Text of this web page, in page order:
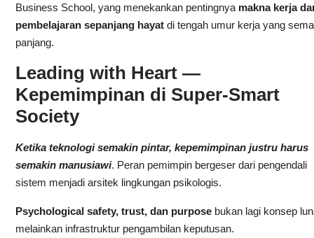
Business School, yang menekankan pentingnya makna kerja
pembelajaran sepanjang hayatdi tengah umur kerja yang
panjang.
Leading with Heart —
Kepemimpinan di Super-Smart
Society
Ketika teknologi semakin pintar, kepemimpinan justru harus
semakin manusiawi. Peran pemimpin bergeser dari pengendali
sistem menjadi arsitek lingkungan psikologis.
Psychological safety, trust, dan purposebukan lagi konsep
melainkan infrastruktur pengambilan keputusan.